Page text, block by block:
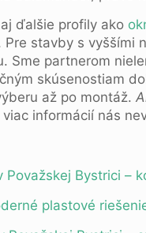
ďalšie profily ako
stavby s vyššími
Sme partnerom
skúsenostiam
až po montáž.
informácií nás
Bystrici –
plastové